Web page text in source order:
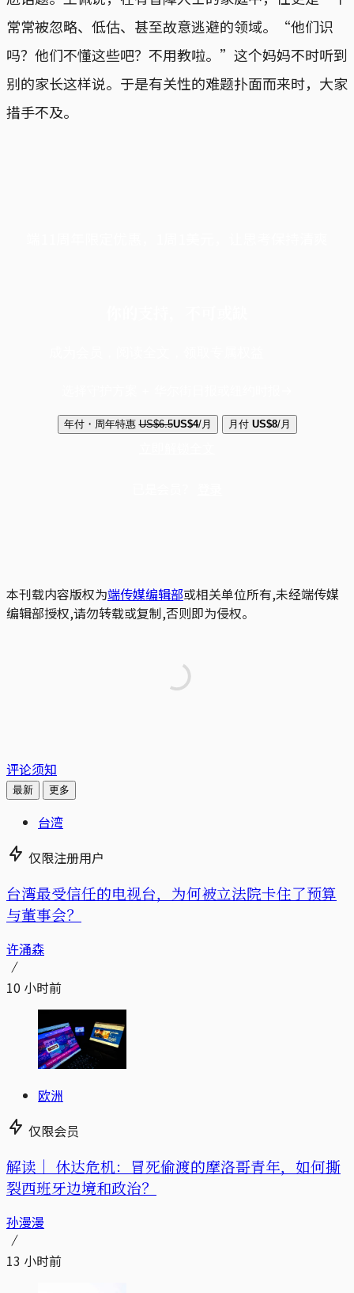
常常被忽略、低估、甚至故意逃避的领域。“他们识
吗？他们不懂这些吧？不用教啦。”这个妈妈不时听到
别的家长这样说。于是有关性的难题扑面而来时，大家
措手不及。
年付・周年特惠 US$6.5US$4/月 月付 US$8/月
本刊载内容版权为端传媒编辑部或相关单位所有,未经端传媒
编辑部授权,请勿转载或复制,否则即为侵权。
评论须知
最新 更多
台湾
仅限注册用户
台湾最受信任的电视台，为何被立法院卡住了预算
与董事会？
许涌森
10 小时前
欧洲
仅限会员
解读｜ 休达危机：冒死偷渡的摩洛哥青年，如何撕
裂西班牙边境和政治？
孙漫漫
13 小时前